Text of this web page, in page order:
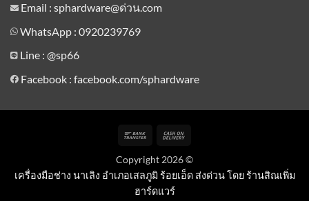
Email : sphardware@ด่วน.com
WhatsApp : 0920239769
Line : @sp66
Facebook : facebook.com/sphardware
Bank
Delivery
Copyright 2026 ©
เครื่องมือช่าง นาเลิง อำเภอเสลภูมิ ร้อยเอ็ด ส่งด่วน โดย ร้านสิณเพิ่ม
ฮาร์ดแวร์